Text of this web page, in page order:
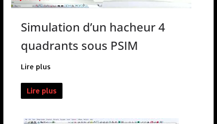
Simulation d’un hacheur 4
quadrants sous PSIM
Lire plus
Lire plus